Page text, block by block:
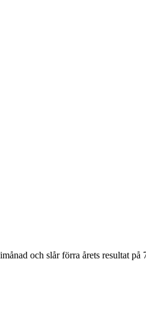
och slår förra årets resultat på